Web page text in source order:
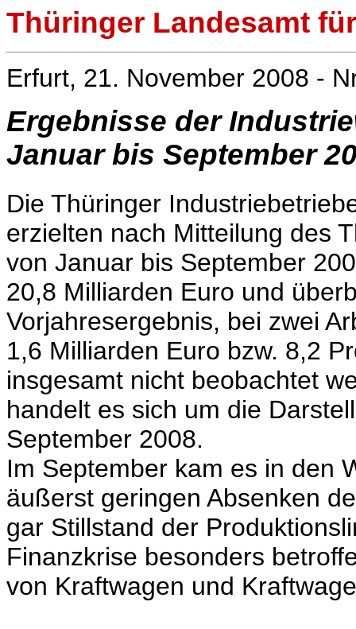
Thüringer Landesamt
Erfurt, 21. November 2008 -
Ergebnisse der
Januar bis September
Die Thüringer
erzielten nach Mitteilung des
von Januar bis September
20,8 Milliarden Euro und
Vorjahresergebnis, bei zwei
1,6 Milliarden Euro bzw. 8,2
insgesamt nicht beobachtet
handelt es sich um die
September 2008.
Im September kam es in den
äußerst geringen Absenken
gar Stillstand der
Finanzkrise besonders
von Kraftwagen und